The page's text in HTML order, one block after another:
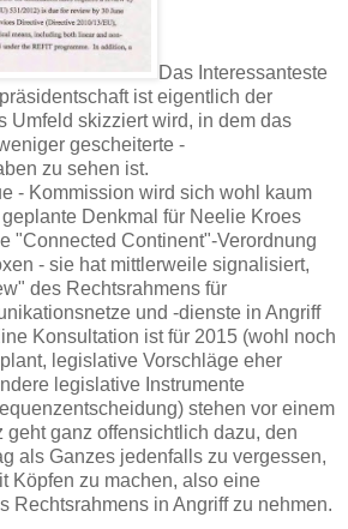
Das Interessanteste
ist eigentlich der
Umfeld skizziert wird, in dem das
gescheiterte -
zu sehen ist.
- Kommission wird sich wohl kaum
Denkmal für Neelie Kroes
"Connected Continent"-Verordnung
- sie hat mittlerweile signalisiert,
des Rechtsrahmens für
und -dienste in Angriff
Konsultation ist für 2015 (wohl noch
legislative Vorschläge eher
legislative Instrumente
stehen vor einem
geht ganz offensichtlich dazu, den
als Ganzes jedenfalls zu vergessen,
Köpfen zu machen, also eine
Rechtsrahmens in Angriff zu nehmen.